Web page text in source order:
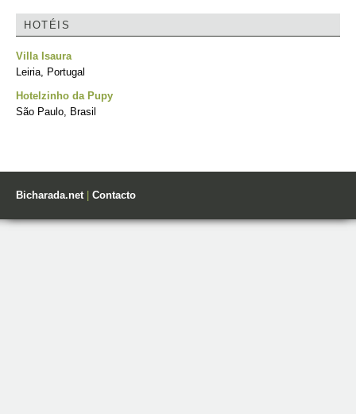
HOTÉIS
Villa Isaura
Leiria, Portugal
Hotelzinho da Pupy
São Paulo, Brasil
Bicharada.net| Contacto